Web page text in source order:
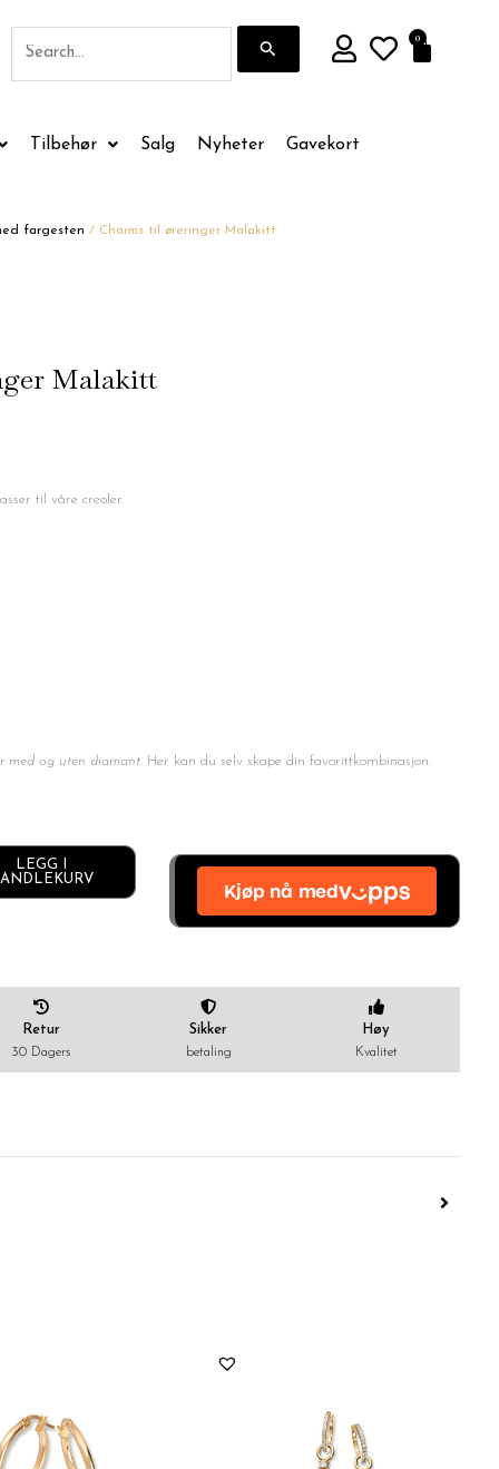
0
Tilbehør Salg Nyheter Gavekort
fargesten / Charms til øreringer Malakitt
Malakitt
til våre creoler.
med og uten diamant. Her kan du selv skape din favorittkombinasjon.
LEGG I
Alternative:
Retur
30 Dagers
Sikker
betaling
Høy
Kvalitet